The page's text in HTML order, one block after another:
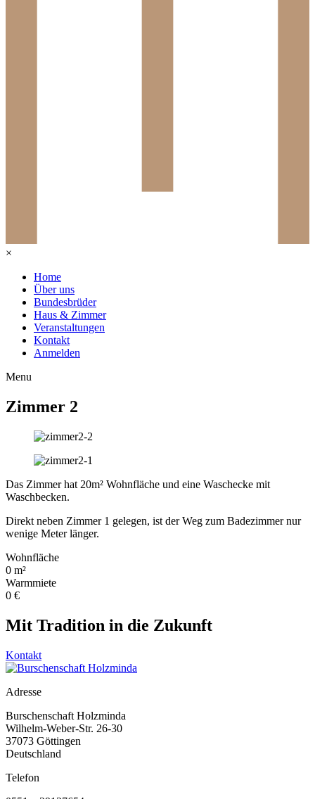
×
Home
Über uns
Bundesbrüder
Haus & Zimmer
Veranstaltungen
Kontakt
Anmelden
Menu
Zimmer 2
Das Zimmer hat 20m² Wohnfläche und eine Waschecke mit
Waschbecken.
Direkt neben Zimmer 1 gelegen, ist der Weg zum Badezimmer nur
wenige Meter länger.
Wohnfläche
0 m²
Warmmiete
0 €
Mit Tradition in die Zukunft
Kontakt
Adresse
Burschenschaft Holzminda
Wilhelm-Weber-Str. 26-30
37073 Göttingen
Deutschland
Telefon